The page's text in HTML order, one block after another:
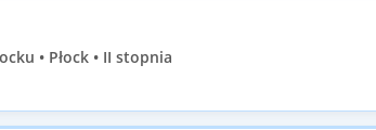
• Płock • II stopnia